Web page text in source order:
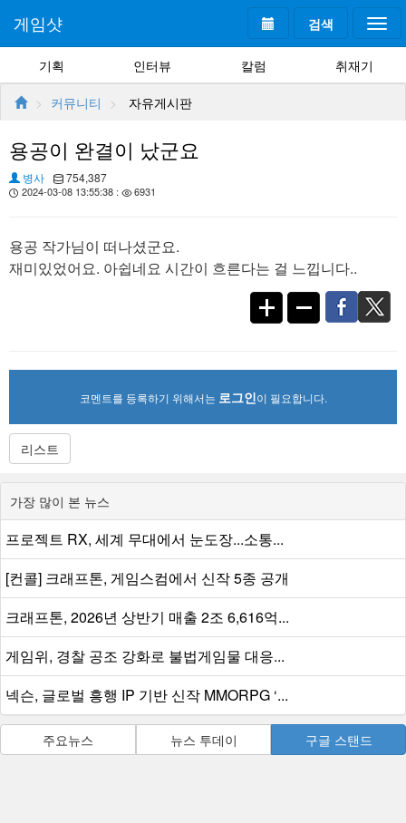
검색
게임샷
기획 인터뷰 칼럼 취재기
커뮤니티 자유게시판
용공이 완결이 났군요
병사 754,387
2024-03-08 13:55:38 : 6931
용공 작가님이 떠나셨군요.
재미있었어요. 아쉽네요 시간이 흐른다는 걸 느낍니다..
코멘트를 등록하기 위해서는 로그인이 필요합니다.
리스트
가장 많이 본 뉴스
프로젝트 RX, 세계 무대에서 눈도장...소통...
[컨콜] 크래프톤, 게임스컴에서 신작 5종 공개
크래프톤, 2026년 상반기 매출 2조 6,616억...
게임위, 경찰 공조 강화로 불법게임물 대응...
넥슨, 글로벌 흥행 IP 기반 신작 MMORPG ‘...
주요뉴스 뉴스 투데이 구글 스탠드